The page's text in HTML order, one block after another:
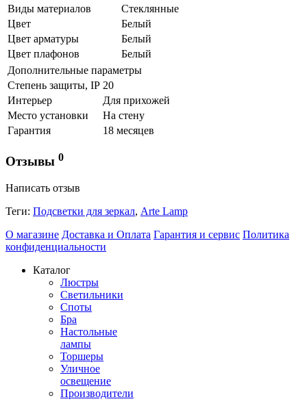
Виды материалов
Стеклянные
Цвет
Белый
Цвет арматуры
Белый
Цвет плафонов
Белый
Дополнительные параметры
Степень защиты, IP 20
Интерьер
Для прихожей
Место установки
На стену
Гарантия
18 месяцев
Отзывы 0
Написать отзыв
Теги: Подсветки для зеркал, Arte Lamp
О магазине Доставка и Оплата Гарантия и сервис Политика
конфиденциальности
Каталог
Люстры
Светильники
Споты
Бра
Настольные
лампы
Торшеры
Уличное
освещение
Производители